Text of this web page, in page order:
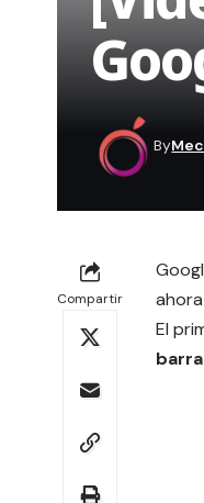
By
Compartir
ahora
El